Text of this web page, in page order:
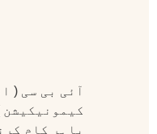
آئی بی سی (
باہر کام